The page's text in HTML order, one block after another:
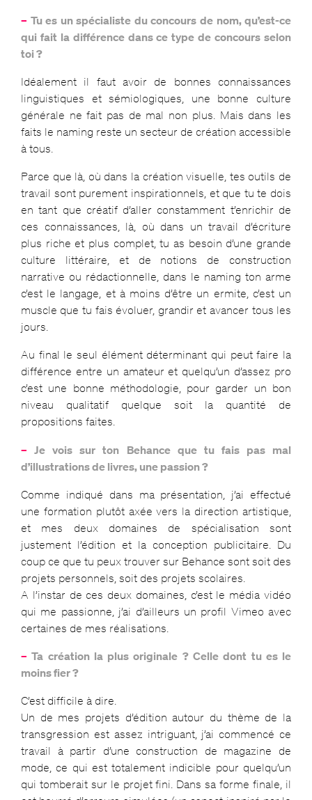
– Tu es un spécialiste du concours de nom, qu’est-ce
qui fait la différence dans ce type de concours selon
toi ?
Idéalement il faut avoir de bonnes connaissances
linguistiques et sémiologiques, une bonne culture
générale ne fait pas de mal non plus. Mais dans les
faits le naming reste un secteur de création accessible
à tous.
Parce que là, où dans la création visuelle, tes outils de
travail sont purement inspirationnels, et que tu te dois
en tant que créatif d’aller constamment t’enrichir de
ces connaissances, là, où dans un travail d’écriture
plus riche et plus complet, tu as besoin d’une grande
culture littéraire, et de notions de construction
narrative ou rédactionnelle, dans le naming ton arme
c’est le langage, et à moins d’être un ermite, c’est un
muscle que tu fais évoluer, grandir et avancer tous les
jours.
Au final le seul élément déterminant qui peut faire la
différence entre un amateur et quelqu’un d’assez pro
c’est une bonne méthodologie, pour garder un bon
niveau qualitatif quelque soit la quantité de
propositions faites.
– Je vois sur ton Behance que tu fais pas mal
d’illustrations de livres, une passion ?
Comme indiqué dans ma présentation, j’ai effectué
une formation plutôt axée vers la direction artistique,
et mes deux domaines de spécialisation sont
justement l’édition et la conception publicitaire. Du
coup ce que tu peux trouver sur Behance sont soit des
projets personnels, soit des projets scolaires.
A l’instar de ces deux domaines, c’est le média vidéo
qui me passionne, j’ai d’ailleurs un profil Vimeo avec
certaines de mes réalisations.
– Ta création la plus originale ? Celle dont tu es le
moins fier ?
C’est difficile à dire.
Un de mes projets d’édition autour du thème de la
transgression est assez intriguant, j’ai commencé ce
travail à partir d’une construction de magazine de
mode, ce qui est totalement indicible pour quelqu’un
qui tomberait sur le projet fini. Dans sa forme finale, il